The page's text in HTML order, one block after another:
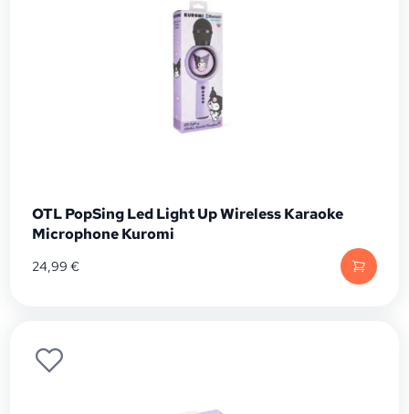
OTL PopSing Led Light Up Wireless Karaoke
Microphone Kuromi
24,99€